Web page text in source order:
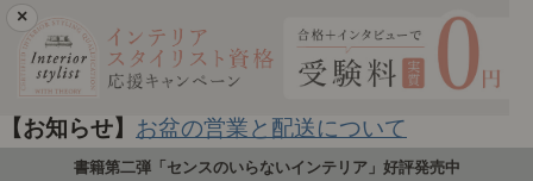
×
【お知らせ】 お盆の営業と配送について
書籍第二弾「センスのいらないインテリア」好評発売中